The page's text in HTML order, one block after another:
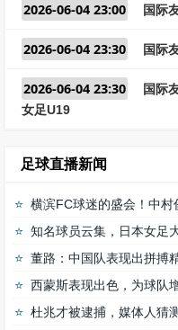
2026-06-04 23:00 国际
2026-06-04 23:30 国际
2026-06-04 23:30 国际
女足U19
足球直播新闻
横滨FC球迷的盛会！中村
知名球员云集，日本女足
董路：中国队表现出拼搏
西蒙斯表现出色，为球队
杜兆才被逮捕，媒体人猜